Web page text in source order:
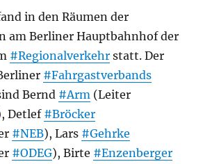
in den Räumen der
am Berliner Hauptbahnhof der
#Regionalverkehr statt. Der
#Fahrgastverbands
Bernd #Arm (Leiter
Detlef #Bröcker
#NEB), Lars #Gehrke
#ODEG), Birte #Enzenberger